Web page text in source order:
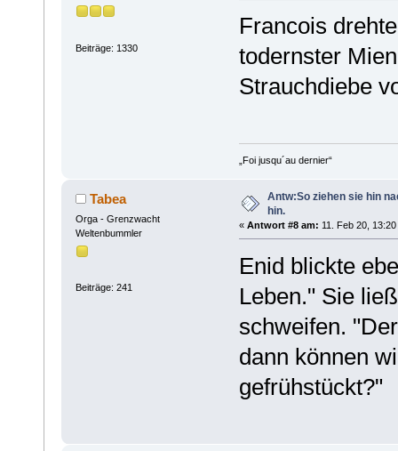
Beiträge: 1330
Francois
todernster
Strauchdiebe
„Foi jusqu´au dernier“
Tabea
Orga - Grenzwacht
Weltenbummler
Beiträge: 241
Antw:So ziehen sie hin
hin.
« Antwort #8 am: 11. Feb 20, 13:20
Enid blickte
Leben." Sie
schweifen.
dann können
gefrühstückt?"